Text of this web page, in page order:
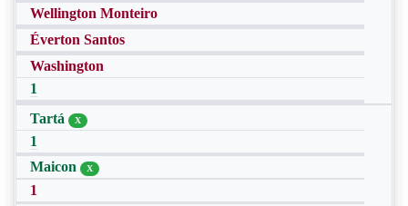
Wellington Monteiro
Éverton Santos
Washington
1
Tartá
X
1
Maicon
X
1